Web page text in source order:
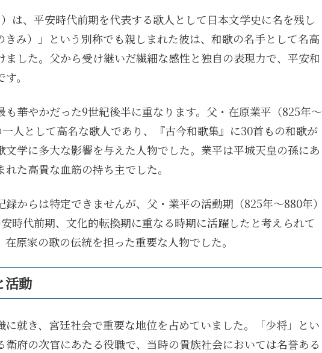
は、平安時代前期を代表する歌人として日本文学史に名を残し
み）」という別称でも親しまれた彼は、和歌の名手として名高
した。父から受け継いだ繊細な感性と独自の表現力で、平安和
。
華やかだった9世紀後半に重なります。父・在原業平（825年～
人として高名な歌人であり、『古今和歌集』に30首もの和歌が
学に多大な影響を与えた人物でした。業平は平城天皇の孫にあ
た高貴な血筋の持ち主でした。
からは特定できませんが、父・業平の活動期（825年～880年）
時代前期、文化的転換期に重なる時期に活躍したと考えられて
原家の歌の伝統を担った重要な人物でした。
活動
就き、宮廷社会で重要な地位を占めていました。「少将」とい
衛府の次官にあたる役職で、当時の貴族社会においては名誉ある